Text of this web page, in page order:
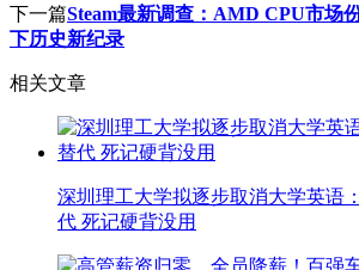
下一篇Steam最新调查：AMD CPU市场
下历史新纪录
相关文章
深圳理工大学拟逐步取消大学英语
代 死记硬背没用